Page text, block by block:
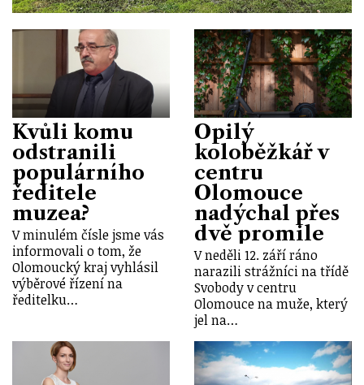
Kvůli komu
odstranili
populárního
ředitele
muzea?
V minulém čísle jsme vás
informovali o tom, že
Olomoucký kraj vyhlásil
výběrové řízení na
ředitelku…
Opilý
koloběžkář v
centru
Olomouce
nadýchal přes
dvě promile
V neděli 12. září ráno
narazili strážníci na třídě
Svobody v centru
Olomouce na muže, který
jel na…